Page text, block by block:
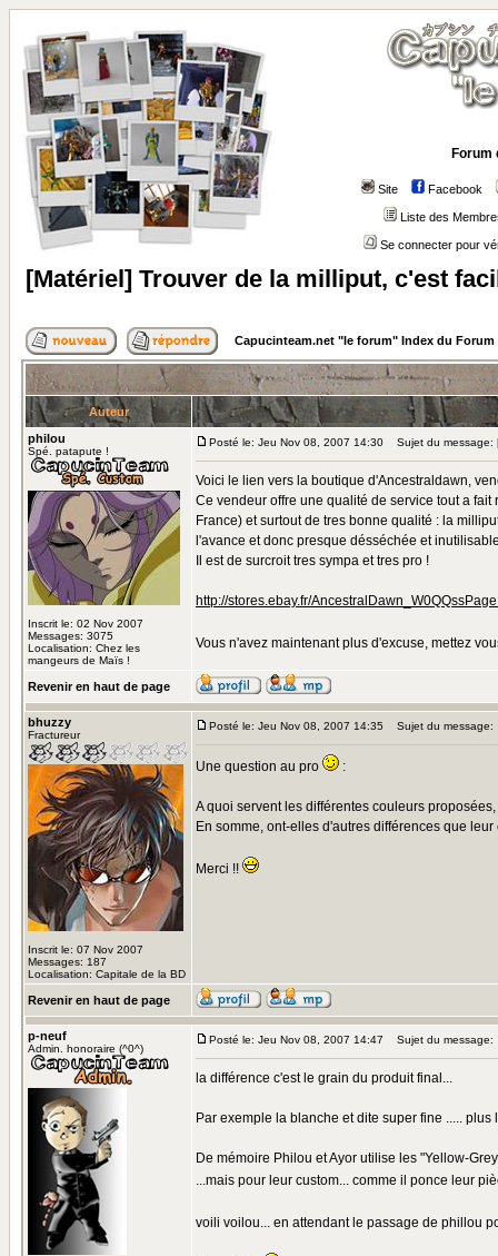
Forum
Site Facebook
Liste des
Se connecter pour
[Matériel] Trouver de la milliput, c'est
Capucinteam.net "le forum" Index du Forum
Auteur
philou
Spé. patapute !
Inscrit le: 02 Nov 2007
Messages: 3075
Localisation: Chez les
mangeurs de Maïs !
Posté le: Jeu Nov 08, 2007 14:30 Sujet du message:
Voici le lien vers la boutique d'Ancestraldawn,
Ce vendeur offre une qualité de service tout a
France) et surtout de tres bonne qualité : la
l'avance et donc presque désséchée et
Il est de surcroit tres sympa et tres pro !
http://stores.ebay.fr/
Vous n'avez maintenant plus d'excuse, mettez
Revenir en haut de page
bhuzzy
Fractureur
Inscrit le: 07 Nov 2007
Messages: 187
Localisation: Capitale de la BD
Posté le: Jeu Nov 08, 2007 14:35 Sujet du message:
Une question au pro :
A quoi servent les différentes couleurs
En somme, ont-elles d'autres différences que leur
Merci !!
Revenir en haut de page
p-neuf
Admin. honoraire (^0^)
Posté le: Jeu Nov 08, 2007 14:47 Sujet du message:
la différence c'est le grain du produit final...
Par exemple la blanche et dite super fine .....
De mémoire Philou et Ayor utilise les "Yellow-
...mais pour leur custom... comme il ponce leur
voili voilou... en attendant le passage de phillou